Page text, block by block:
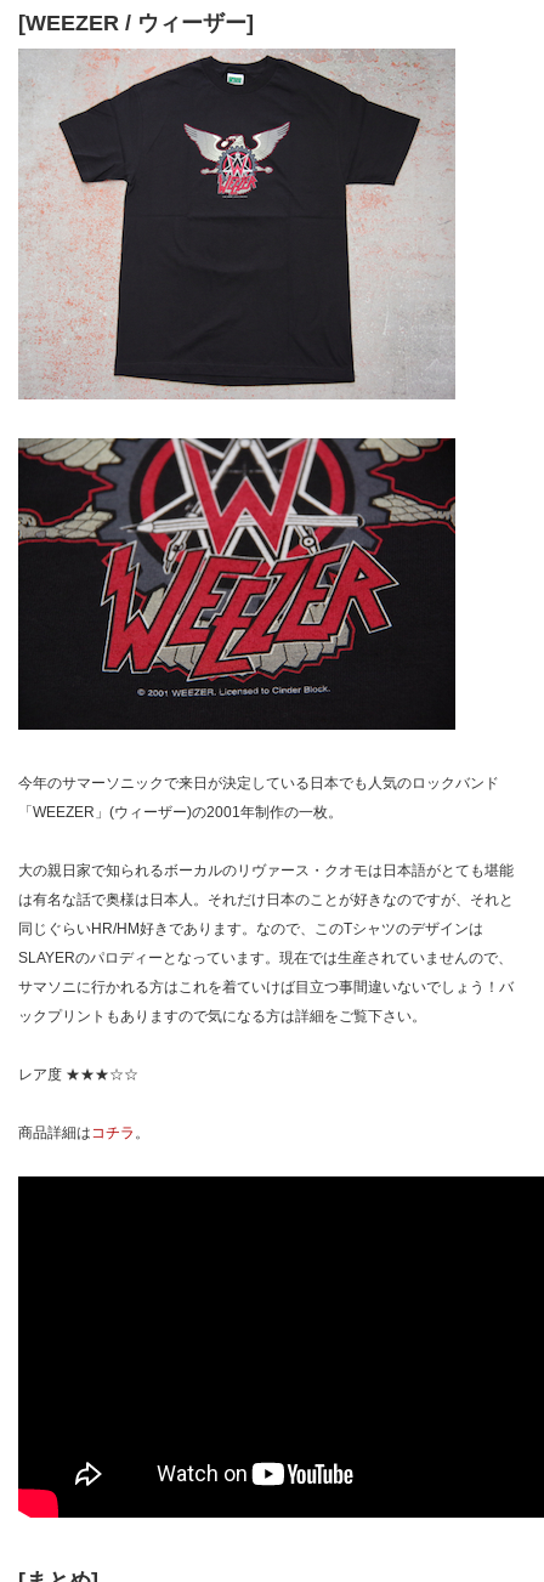
[WEEZER / ウィーザー]
今年のサマーソニックで来日が決定している日本でも人気のロックバンド
「WEEZER」(ウィーザー)の2001年制作の一枚。
大の親日家で知られるボーカルのリヴァース・クオモは日本語がとても堪能
は有名な話で奥様は日本人。それだけ日本のことが好きなのですが、それと
同じぐらいHR/HM好きであります。なので、このTシャツのデザインは
SLAYERのパロディーとなっています。現在では生産されていませんので、
サマソニに行かれる方はこれを着ていけば目立つ事間違いないでしょう！バ
ックプリントもありますので気になる方は詳細をご覧下さい。
レア度 ★★★☆☆
商品詳細はコチラ 。